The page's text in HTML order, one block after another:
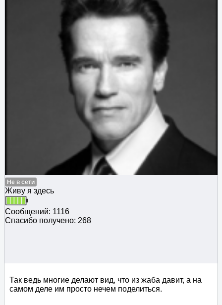
Не в сети
Живу я здесь
Сообщений: 1116
Спасибо получено: 268
Так ведь многие делают вид, что из жаба давит, а на
самом деле им просто нечем поделиться.